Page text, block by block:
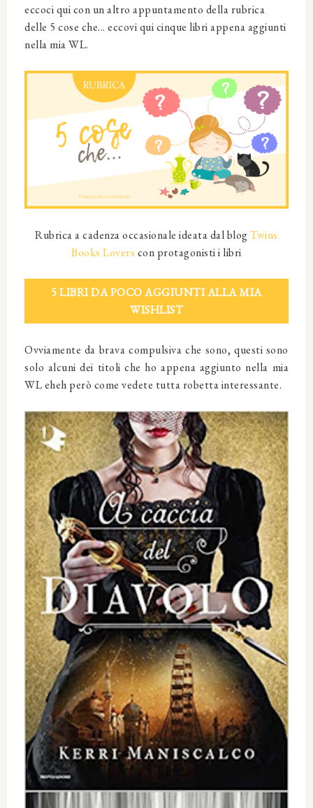
eccoci qui con un altro appuntamento della rubrica
delle 5 cose che... eccovi qui cinque libri appena aggiunti
nella mia WL.
Rubrica a cadenza occasionale ideata dal blogTwins
Books Lovers con protagonisti i libri
5 LIBRI DA POCO AGGIUNTI ALLA MIA
WISHLIST
Ovviamente da brava compulsiva che sono, questi sono
solo alcuni dei titoli che ho appena aggiunto nella mia
WL eheh però come vedete tutta robetta interessante.